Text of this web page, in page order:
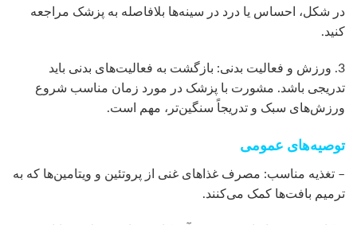
در شکل، احساس یا درد در سینه‌ها بلافاصله به پزشک مراجعه
کنید.
3. ورزش و فعالیت بدنی: بازگشت به فعالیت‌های بدنی باید
تدریجی باشد. مشورت با پزشک در مورد زمان مناسب شروع
ورزش‌های سبک و تدریجاً سنگین‌تر، مهم است.
توصیه‌های عمومی
– تغذیه مناسب: مصرف غذاهای غنی از پروتئین و ویتامین‌ها که به
ترمیم بافت‌ها کمک می‌کنند.